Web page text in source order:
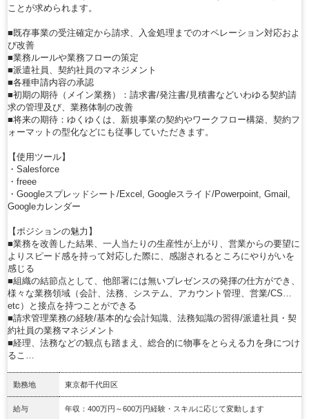
ことが求められます。
■既存事業の受注確定から請求、入金処理までのオペレーション対応およ
び改善
■業務ルールや業務フローの策定
■派遣社員、契約社員のマネジメント
■各種申請内容の承認
■初期の期待（メイン業務）：請求書/発注書/見積書などいわゆる契約請
求の管理及び、業務体制の改善
■将来の期待：ゆくゆくは、新規事業の契約やワークフロー構築、契約フ
ォーマットの型化などにも従事していただきます。
【使用ツール】
・Salesforce
・freee
・Googleスプレッドシート/Excel, Googleスライド/Powerpoint, Gmail,
Googleカレンダー
【ポジションの魅力】
■業務を改善した結果、一人当たりの生産性が上がり、営業からの要望に
よりスピード感を持って対応した際に、感謝されるところにやりがいを
感じる
■組織の結節点として、他部署には無いプレゼンスの発揮の仕方ができ、
様々な業務領域（会計、法務、システム、アカウント管理、営業/CS…
etc）と接点を持つことができる
■請求管理業務の経験/基本的な会計知識、法務知識の習得/派遣社員・契
約社員の業務マネジメント
■経理、法務などの観点も踏まえ、総合的に物事をとらえる力を身につけ
るこ…
勤務地 東京都千代田区
給与 年収：400万円～600万円経験・スキルに応じて変動します